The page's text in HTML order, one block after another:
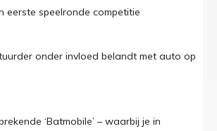
eerste speelronde competitie
onder invloed belandt met auto op
‘Batmobile’ – waarbij je in